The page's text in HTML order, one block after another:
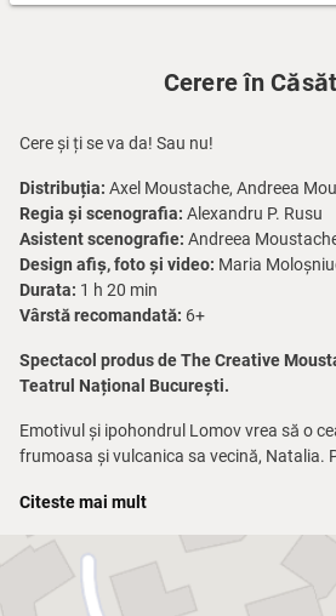
Cerere în
Cere și ți se va da! Sau nu!
Distribuția: Axel Moustache, Andreea
Regia și scenografia: Alexandru P. Rusu
Asistent scenografie: Andreea
Design afiș, foto și video: Maria
Durata: 1 h 20 min
Vârstă recomandată: 6+
Spectacol produs de The Creative
Teatrul Național București.
Emotivul și ipohondrul Lomov vrea să o
frumoasa și vulcanica sa vecină, Natalia.
încercare pe amândoi și care vor dinamita
de ajuns, apare și viitorul socru cu pușca,
urmează să îl descoperiți singuri.
Vă așteptăm la o comedie care vă va
Citeste mai mult